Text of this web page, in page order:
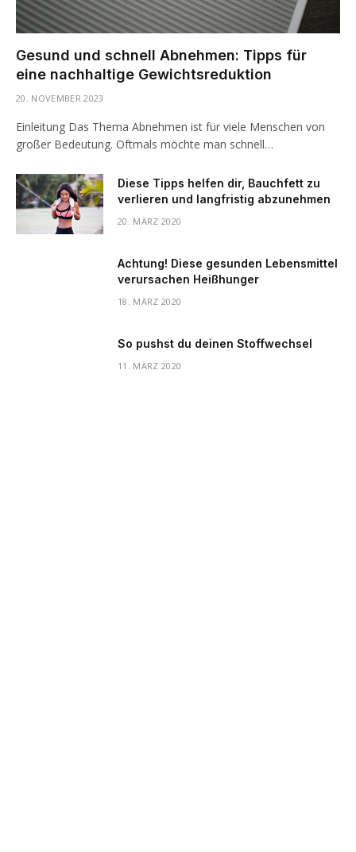
Gesund und schnell Abnehmen: Tipps für
eine nachhaltige Gewichtsreduktion
20. NOVEMBER 2023
Einleitung Das Thema Abnehmen ist für viele Menschen von
großer Bedeutung. Oftmals möchte man schnell…
Diese Tipps helfen dir, Bauchfett zu
verlieren und langfristig abzunehmen
20. MÄRZ 2020
Achtung! Diese gesunden Lebensmittel
verursachen Heißhunger
18. MÄRZ 2020
So pushst du deinen Stoffwechsel
11. MÄRZ 2020